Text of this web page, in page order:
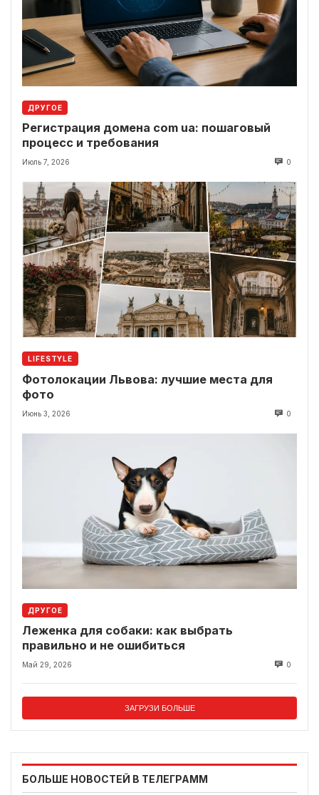
ДРУГОЕ
Регистрация домена com ua: пошаговый
процесс и требования
Июль 7, 2026 0
LIFESTYLE
Фотолокации Львова: лучшие места для
фото
Июнь 3, 2026 0
ДРУГОЕ
Леженка для собаки: как выбрать
правильно и не ошибиться
Май 29, 2026 0
ЗАГРУЗИ БОЛЬШЕ
БОЛЬШЕ НОВОСТЕЙ В ТЕЛЕГРАММ